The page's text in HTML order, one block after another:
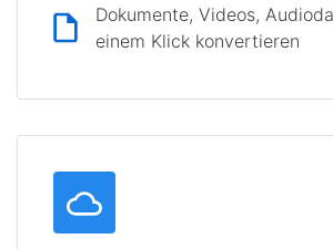
Dokumente, Videos,
einem Klick konvertieren